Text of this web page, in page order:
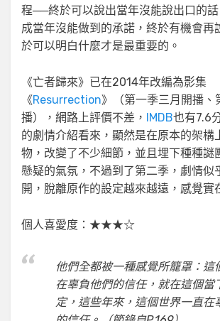
程──終於可以說出當年沒能說出口的
成當年沒能做到的承諾，終於有機會再
於可以明白什麼才是最重要的。
《亡者歸來》已在2014年改編為影集
《Resurrection》（第一季三月開播、
播），網路上評價不差， IMDB也有7.6
的劇情介紹看來，顯然是在原本的架構
物，改變了不少細節，並且埋下種種謎
懸疑的氣氛，不過到了第二季，劇情似
開，脫離原作的設定越來越遠，感覺實
個人喜愛度：★★★☆
他們全都被一種感覺所籠罩：這
在辜負他們的信任，就在這個當
定，這些年來，這個世界一直在